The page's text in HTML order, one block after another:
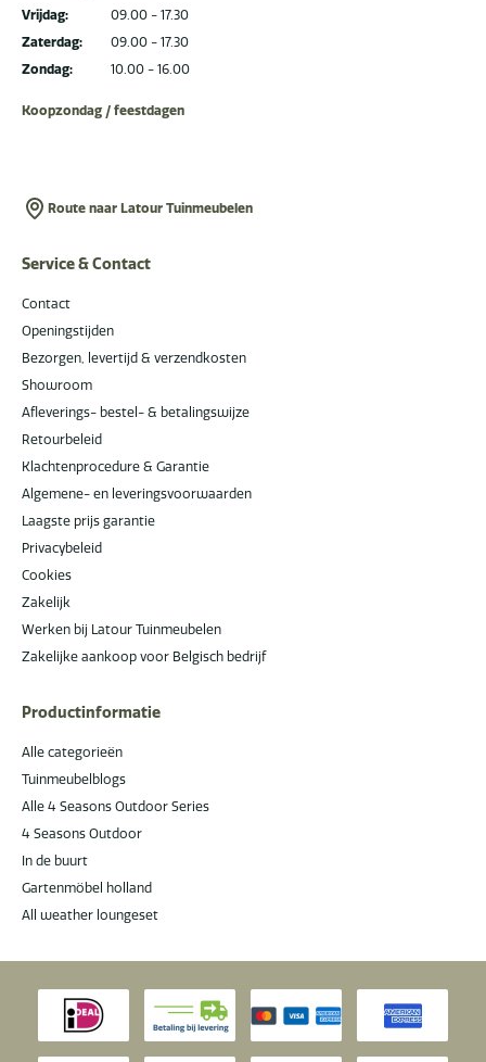
Vrijdag:
Zaterdag:
Zondag:
09.00 - 17.30
09.00 - 17.30
10.00 - 16.00
Koopzondag / feestdagen
Route naar Latour Tuinmeubelen
Service & Contact
Contact
Openingstijden
Bezorgen, levertijd & verzendkosten
Showroom
Afleverings- bestel- & betalingswijze
Retourbeleid
Klachtenprocedure & Garantie
Algemene- en leveringsvoorwaarden
Laagste prijs garantie
Privacybeleid
Cookies
Zakelijk
Werken bij Latour Tuinmeubelen
Zakelijke aankoop voor Belgisch bedrijf
Productinformatie
Alle categorieën
Tuinmeubelblogs
Alle 4 Seasons Outdoor Series
4 Seasons Outdoor
In de buurt
Gartenmöbel holland
All weather loungeset